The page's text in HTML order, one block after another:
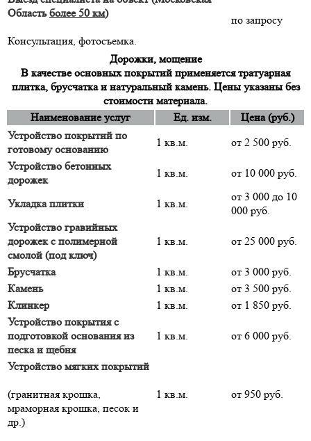
Областьболее 50 км)
Консультация, фотосъемка.
по запросу
Дорожки, мощение
В качестве основных покрытий применяется тратуарная
плитка, брусчатка и натуральный камень. Цены указаны без
стоимости материала.
Наименование услуг
Ед. изм.
Цена (руб.)
Устройство покрытий по
готовому основанию
1 кв.м.
от 2 500 руб.
Устройство бетонных
дорожек
1 кв.м. от 10 000 руб.
Укладка плитки 1 кв.м.
от 3 000 до 10
000 руб.
Устройство гравийных
дорожек с полимерной
смолой (под ключ)
1 кв.м. от 25 000 руб.
Брусчатка 1 кв.м.
от 3 000 руб.
Камень
1 кв.м.
от 3 500 руб.
Клинкер
1 кв.м.
от 1 850 руб.
Устройство покрытия с
подготовкой основания из
песка и щебня
1 кв.м. от 6 000 руб.
Устройство мягких покрытий
(гранитная крошка,
мраморная крошка, песок и
др.)
1 кв.м. от 950 руб.